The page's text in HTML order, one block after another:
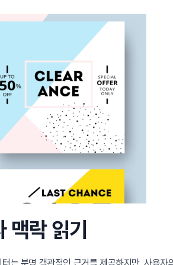
락 읽기